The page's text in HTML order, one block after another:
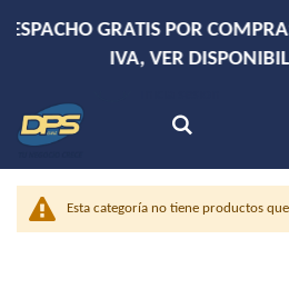
$60.000 + DESPACHO
Hola!
Esta categoría no tiene productos